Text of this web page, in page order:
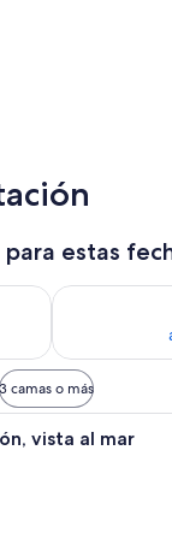
estas
ago 7 - ago 8
Consulta la
3 camas o más
de hotel con
vista al mar